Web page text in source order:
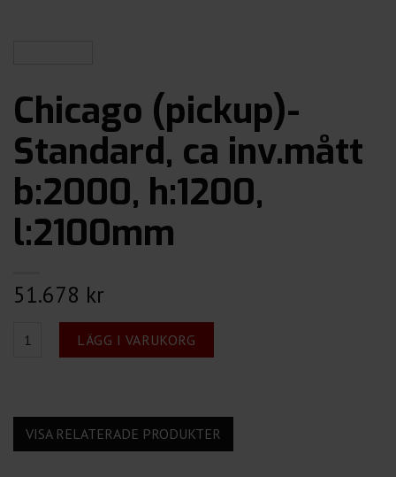
Chicago (pickup)-
Standard, ca inv.mått
b:2000, h:1200,
l:2100mm
51.678 kr
Chicago (pickup)- Standard, ca inv.mått b:2000, h:1200,
LÄGG I VARUKORG
VISA RELATERADE PRODUKTER